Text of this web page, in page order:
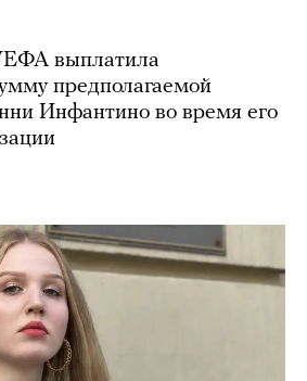
выплатила
предполагаемой
Инфантино во время его